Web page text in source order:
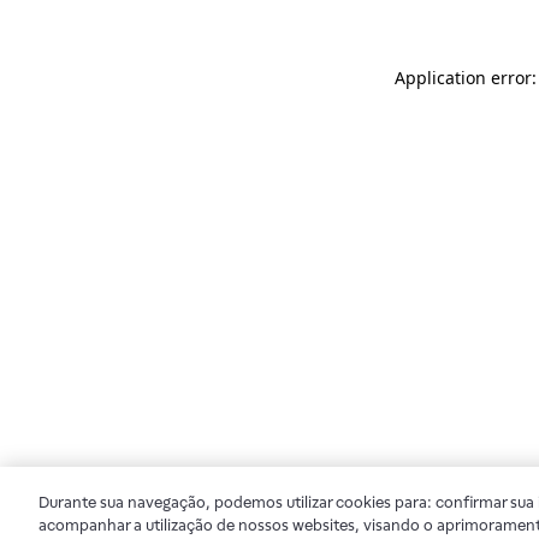
Application
Durante sua navegação, podemos utilizar cookies para: confirmar
acompanhar a utilização de nossos websites, visando o